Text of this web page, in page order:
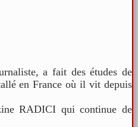
a fait des études de
en France où il vit depuis
RADICI qui continue de